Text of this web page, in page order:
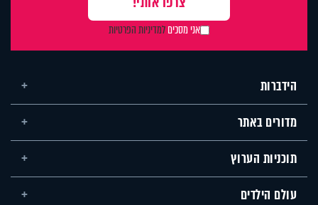
אני מסכיםלמדיניות הפרטיות
הידברות
מדורים באתר
תוכניות הערוץ
עולם הילדים